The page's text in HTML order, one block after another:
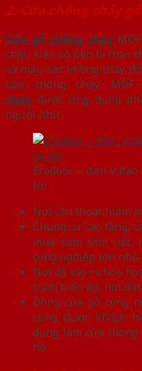
2. Cửa chống cháy
Cửa gỗ chống cháy
chắc, kiên cố bền bỉ theo
và màu sắc không thay
cửa chống cháy MDF
cháyđược ứng dụng
người như:
Ecodoor – đơn vị
tín
Nơi cần thoát hiểm
Chung cư cao tầng,
mua sắm sầm uất,
công nghiệp lớn nhỏ
Nơi dễ xảy ra hỏa
trạm biến áp, nơi
Dòng cửa gỗ công
cũng được khách
dụng làm cửa thông
hộ